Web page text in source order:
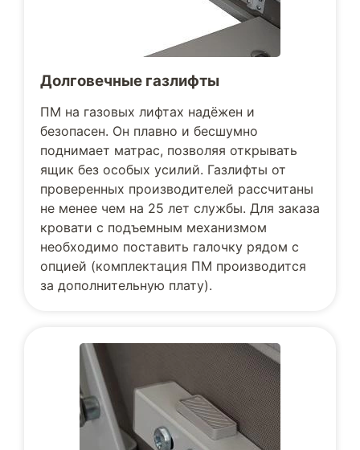
Долговечные газлифты
ПМ на газовых лифтах надёжен и
безопасен. Он плавно и бесшумно
поднимает матрас, позволяя открывать
ящик без особых усилий. Газлифты от
проверенных производителей рассчитаны
не менее чем на 25 лет службы. Для заказа
кровати с подъемным механизмом
необходимо поставить галочку рядом с
опцией (комплектация ПМ производится
за дополнительную плату).